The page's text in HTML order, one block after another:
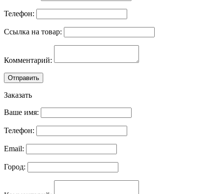
Телефон:
Ссылка на товар:
Комментарий:
Отправить
Заказать
Ваше имя:
Телефон:
Email:
Город: